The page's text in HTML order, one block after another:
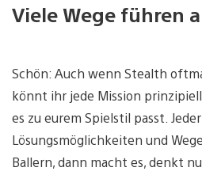
Viele Wege führen
Schön: Auch wenn Stealth
könnt ihr jede Mission
es zu eurem Spielstil passt.
Lösungsmöglichkeiten und
Ballern, dann macht es, denkt